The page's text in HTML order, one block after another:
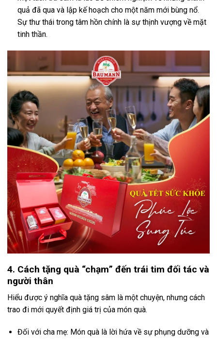
quả đã qua và lập kế hoạch cho một năm mới bùng nổ.
Sự thư thái trong tâm hồn chính là sự thịnh vượng về mặt
tinh thần.
4. Cách tặng quà “chạm” đến trái tim đối tác và
người thân
Hiểu được ý nghĩa quà tặng sâm là một chuyện, nhưng cách
trao đi mới quyết định giá trị của món quà.
Đối với cha mẹ: Món quà là lời hứa về sự phụng dưỡng và